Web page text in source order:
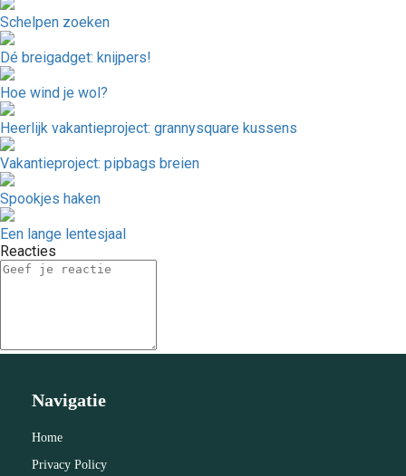
Schelpen zoeken
Dé breigadget: knijpers!
Hoe wind je wol?
Heerlijk vakantieproject: grannysquare kussens
Vakantieproject: pipbags breien
Spookjes haken
Een lange lentesjaal
Reacties
Navigatie
Home
Privacy Policy